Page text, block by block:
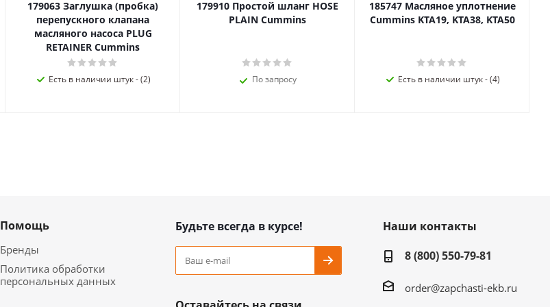
179063 Заглушка (пробка)
перепускного клапана
масляного насоса PLUG
RETAINER Cummins
Есть в наличии штук - (2)
179910 Простой шланг HOSE
PLAIN Cummins
По запросу
185747 Масляное уплотнение
Cummins KTA19, KTA38, KTA50
Есть в наличии штук - (4)
Помощь
Бренды
Политика обработки
персональных данных
Будьте всегда в курсе!
Наши контакты
8 (800) 550-79-81
order@zapchasti-ekb.ru